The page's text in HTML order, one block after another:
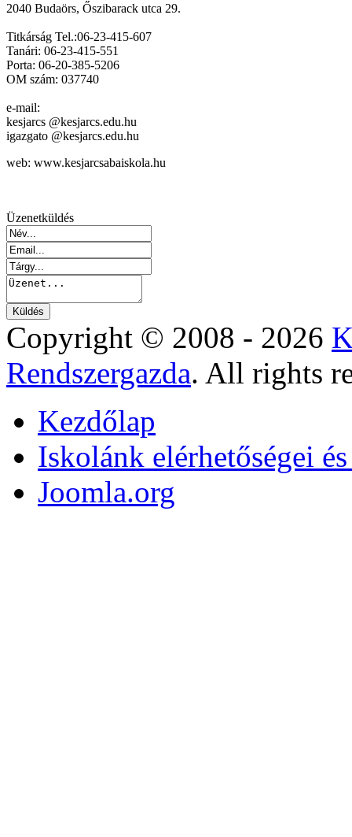
2040 Budaörs, Őszibarack utca 29.
Titkárság Tel.:06-23-415-607
Tanári: 06-23-415-551
Porta: 06-20-385-5206
OM szám: 037740
e-mail:
kesjarcs @kesjarcs.edu.hu
igazgato @kesjarcs.edu.hu
web: www.kesjarcsabaiskola.hu
Üzenetküldés
Copyright © 2008 - 2026
Rendszergazda. All rights
Kezdőlap
Iskolánk elérhetőségei
Joomla.org